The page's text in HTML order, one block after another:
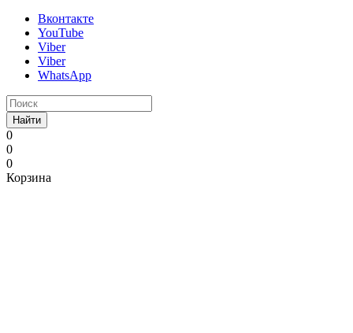
Вконтакте
YouTube
Viber
Viber
WhatsApp
Найти
0
0
0
Корзина